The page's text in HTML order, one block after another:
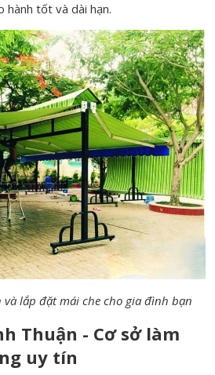
hành tốt và dài hạn.
lắp đặt mái che cho gia đình bạn
Thuận - Cơ sở làm
uy tín